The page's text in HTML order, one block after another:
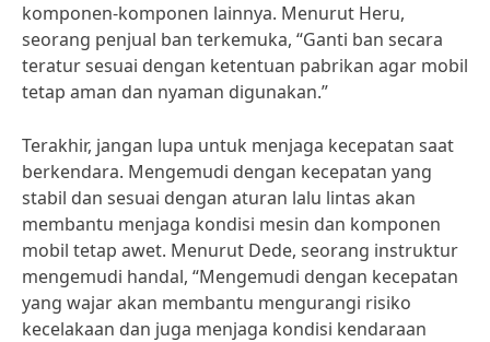
komponen-komponen lainnya. Menurut Heru,
seorang penjual ban terkemuka, “Ganti ban secara
teratur sesuai dengan ketentuan pabrikan agar mobil
tetap aman dan nyaman digunakan.”
Terakhir, jangan lupa untuk menjaga kecepatan saat
berkendara. Mengemudi dengan kecepatan yang
stabil dan sesuai dengan aturan lalu lintas akan
membantu menjaga kondisi mesin dan komponen
mobil tetap awet. Menurut Dede, seorang instruktur
mengemudi handal, “Mengemudi dengan kecepatan
yang wajar akan membantu mengurangi risiko
kecelakaan dan juga menjaga kondisi kendaraan